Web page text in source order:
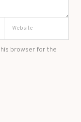
browser for the